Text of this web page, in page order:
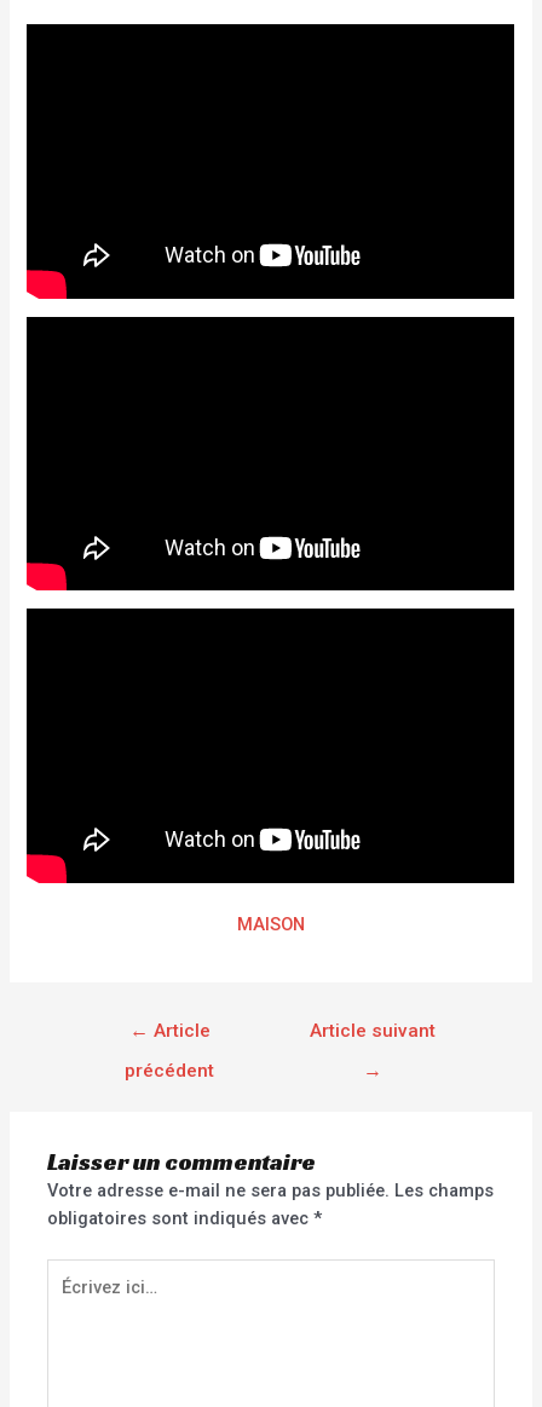
MAISON
← Article
précédent
Article suivant
→
Laisser un commentaire
Votre adresse e-mail ne sera pas publiée. Les champs
obligatoires sont indiqués avec*
Écrivez
ici…